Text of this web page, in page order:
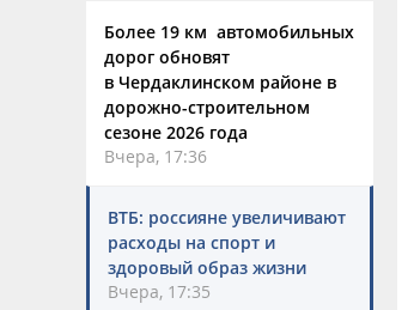
Более 19 км автомобильных
дорог обновят
в Чердаклинском районе в
дорожно-строительном
сезоне 2026 года
Вчера, 17:36
ВТБ: россияне увеличивают
расходы на спорт и
здоровый образ жизни
Вчера, 17:35